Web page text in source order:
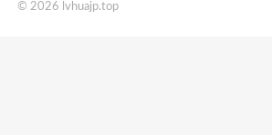
© 2026 lvhuajp.top